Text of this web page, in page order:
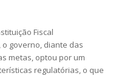
Fiscal
o governo, diante das
metas, optou por um
regulatórias, o que